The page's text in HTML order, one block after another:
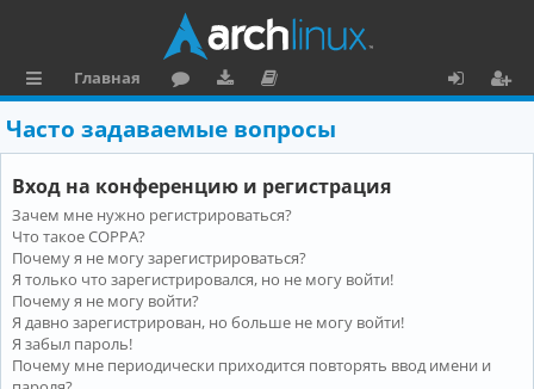
ы
л
к
и
Главная
ру
м
ру
зк
и
ку
м
е
н
та
ц
и
о
и
Часто задаваемые вопросы
Вход на конференцию и регистрация
Зачем мне нужно регистрироваться?
Что такое COPPA?
Почему я не могу зарегистрироваться?
Я только что зарегистрировался, но не могу войти!
Почему я не могу войти?
Я давно зарегистрирован, но больше не могу войти!
Я забыл пароль!
Почему мне периодически приходится повторять ввод имени и